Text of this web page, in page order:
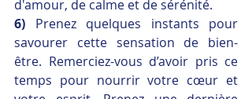
d'amour, de calme et de sérénité.
6) Prenez quelques instants pour
savourer cette sensation de bien-
être. Remerciez-vous d’avoir pris ce
temps pour nourrir votre cœur et